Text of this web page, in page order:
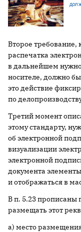
Второе требование,
распечатка
в дальнейшем
носителе, должно
это действие
по
Третий момент
этому стандарту,
об электронной
визуализации
электронной
документа
и отображаться в
В п. 5.23 прописаны
размещать этот
а) место